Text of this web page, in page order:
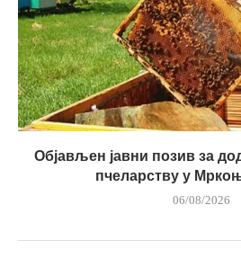
Објављен јавни позив за
пчеларству у
06/08/2026